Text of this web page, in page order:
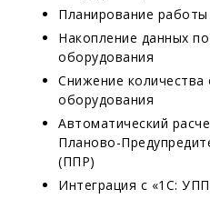
Планирование
Накопление данных
оборудования
Снижение количества
оборудования
Автоматический
Планово-
(ППР)
Интеграция с «1С: